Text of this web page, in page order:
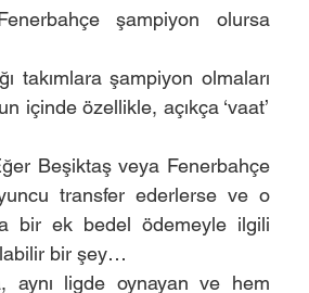
şampiyon olursa
takımlara şampiyon olmaları
içinde özellikle, açıkça ‘vaat’
Beşiktaş veya Fenerbahçe
transfer ederlerse ve o
bir ek bedel ödemeyle ilgili
bir şey…
aynı ligde oynayan ve hem